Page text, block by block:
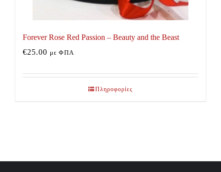
Forever Rose Red Passion – Beauty and the Beast
€25.00 με ΦΠΑ
Πληροφορίες